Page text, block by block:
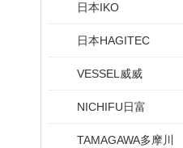
日本IKO
日本HAGITEC
VESSEL威威
NICHIFU日富
TAMAGAWA多摩川